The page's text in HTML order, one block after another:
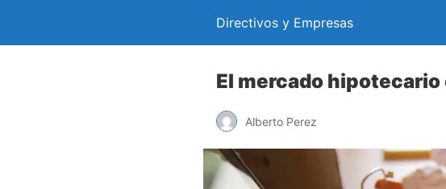
Directivos y Empresas
El mercado
Alberto Perez